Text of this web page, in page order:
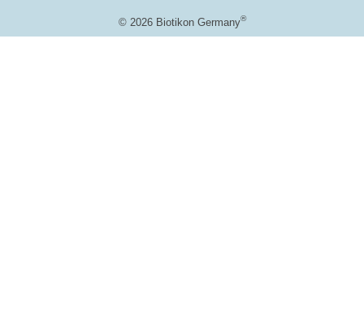
© 2026 Biotikon Germany®